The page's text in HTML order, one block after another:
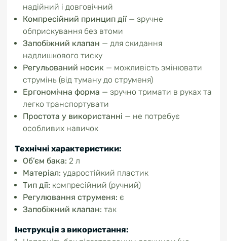
надійний і довговічний
Компресійний принцип дії — зручне
обприскування без втоми
Запобіжний клапан — для скидання
надлишкового тиску
Регульований носик — можливість змінювати
струмінь (від туману до струменя)
Ергономічна форма — зручно тримати в руках та
легко транспортувати
Простота у використанні — не потребує
особливих навичок
Технічні характеристики:
Об’єм бака: 2 л
Матеріал: ударостійкий пластик
Тип дії: компресійний (ручний)
Регулювання струменя: є
Запобіжний клапан: так
Інструкція з використання: